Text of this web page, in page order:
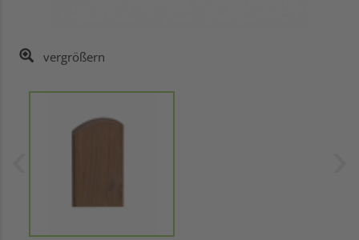
vergrößern